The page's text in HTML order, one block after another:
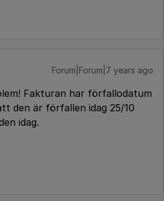
Forum|Forum|7 years ago
Fakturan har förfallodatum
den är förfallen idag 25/10
idag.